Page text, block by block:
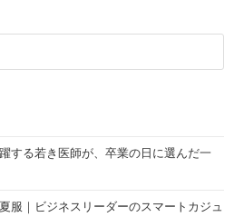
する若き医師が、卒業の日に選んだ一
服｜ビジネスリーダーのスマートカジュ